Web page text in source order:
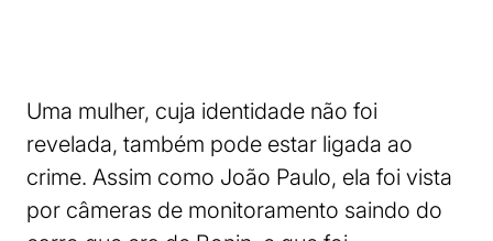
Uma mulher, cuja identidade não foi
revelada, também pode estar ligada ao
crime. Assim como João Paulo, ela foi vista
por câmeras de monitoramento saindo do